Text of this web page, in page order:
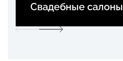
Свадебные салоны